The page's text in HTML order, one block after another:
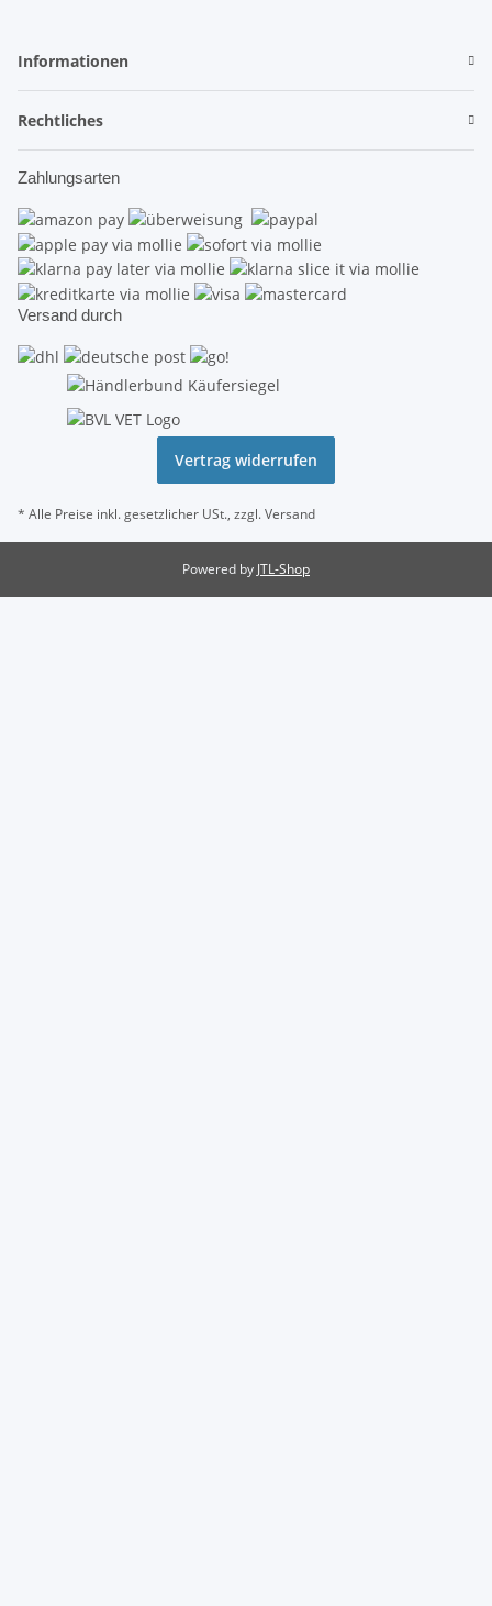
Informationen
Rechtliches
Zahlungsarten
Versand durch
Vertrag widerrufen
* Alle Preise inkl. gesetzlicher USt., zzgl.Versand
Powered by JTL-Shop